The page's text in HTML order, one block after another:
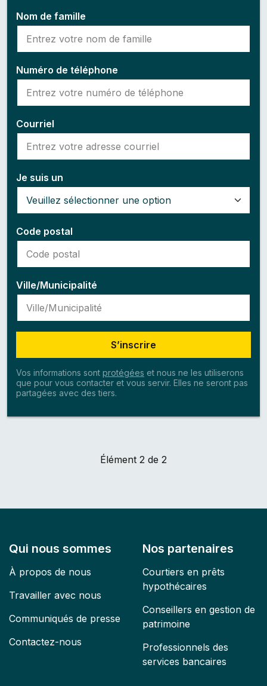
Nom de famille
Numéro de téléphone
Courriel
Je suis un
Code postal
Ville/Municipalité
S’inscrire
Vos informations sont protégées et nous ne les utiliserons
que pour vous contacter et vous servir. Elles ne seront pas
partagées avec des tiers.
Élément 2 de 2
Qui nous sommes
À propos de nous
Travailler avec nous
Communiqués de presse
Contactez-nous
Nos partenaires
Courtiers en prêts
hypothécaires
Conseillers en gestion de
patrimoine
Professionnels des
services bancaires